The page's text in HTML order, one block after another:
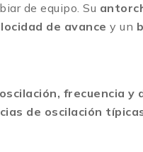
de equipo. Su
de avance y un
oscilación, frecuencia y
de oscilación